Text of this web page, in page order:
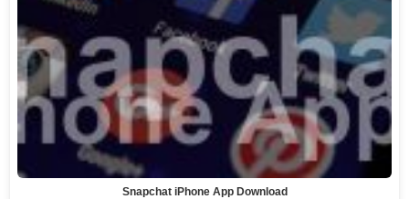
Snapchat iPhone App Download